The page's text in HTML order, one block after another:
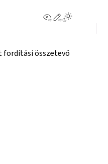
View this page
Edit this
fordítási összetevő